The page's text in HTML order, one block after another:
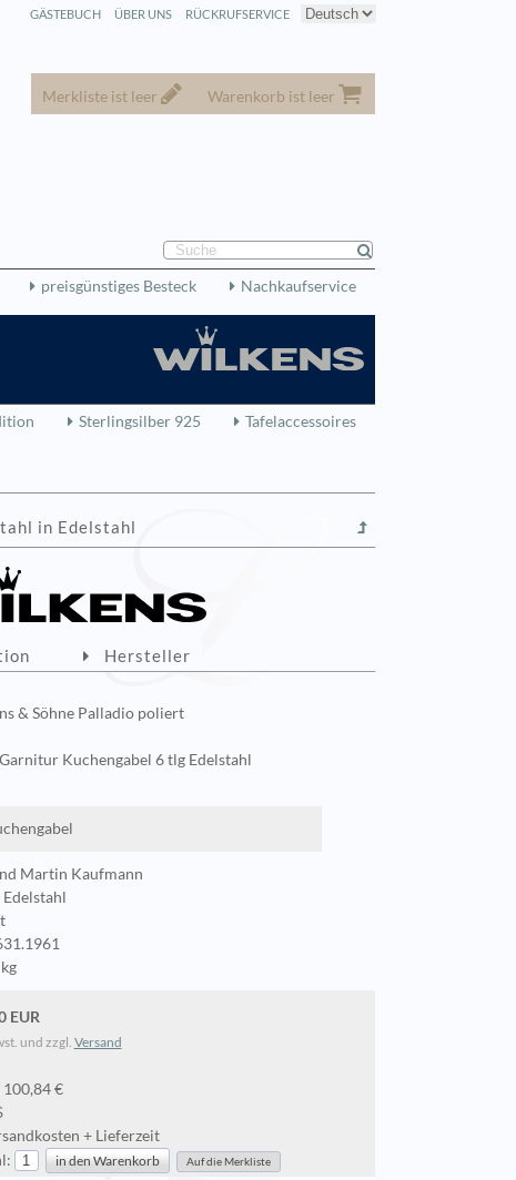
RÜCKRUFSERVICE
ÜBER UNS
GÄSTEBUCH
Merkliste ist leer Warenkorb ist leer
preisgünstiges Besteck Nachkaufservice
Sterlingsilber 925 Tafelaccessoires
in Edelstahl
& Söhne Palladio poliert
Kuchengabel 6 tlg Edelstahl
Martin Kaufmann
Hersteller
EUR
und zzgl.Versand
€
+ Lieferzeit